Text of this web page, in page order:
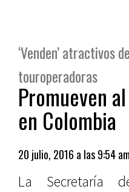
‘Venden’ atractivos
touroperadoras
Promueven
en Colombia
20 julio, 2016 a las 9:54 am
La Secretaría